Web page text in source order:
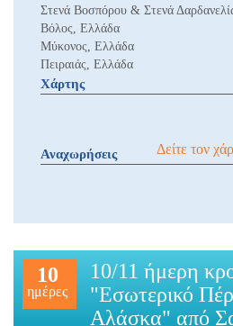
Στενά Βοσπόρου & Στενά
Βόλος, Ελλάδα
Μύκονος, Ελλάδα
Πειραιάς, Ελλάδα
Χάρτης
Δείτε τον
Αναχωρήσεις
10
ημέρες
10/11 ήμερη
"Εσωτερικό
Αλάσκα" από